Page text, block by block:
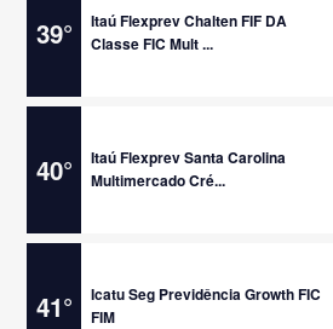
39°
Itaú Flexprev Chalten FIF DA
Classe FIC Mult ...
40°
Itaú Flexprev Santa Carolina
Multimercado Cré...
41°
Icatu Seg Previdência Growth FIC
FIM